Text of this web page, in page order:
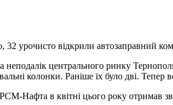
32 урочисто відкрили автозаправний
неподалік центрального ринку
колонки. Раніше їх було дві.
Нафта в квітні цього року отримав